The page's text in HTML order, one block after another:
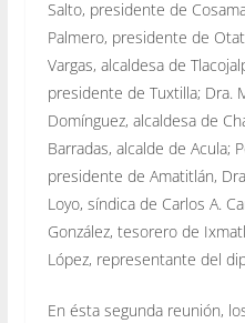
Salto, presidente de
Palmero, presidente de
Vargas, alcaldesa de
presidente de Tuxtilla; Dra.
Domínguez, alcaldesa de
Barradas, alcalde de Acula;
presidente de Amatitlán,
Loyo, síndica de Carlos A.
González, tesorero de
López, representante del
En ésta segunda reunión,